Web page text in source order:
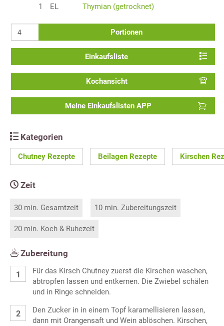
1
EL Thymian (getrocknet)
Portionen
Einkaufsliste
Kochansicht
Meine Einkaufslisten APP
Kategorien
Chutney Rezepte Beilagen Rezepte Kirschen
Zeit
30 min. Gesamtzeit 10 min. Zubereitungszeit
20 min. Koch & Ruhezeit
Zubereitung
Für das Kirsch Chutney zuerst die Kirschen waschen,
abtropfen lassen und entkernen. Die Zwiebel schälen
und in Ringe schneiden.
Den Zucker in in einem Topf karamellisieren lassen,
dann mit Orangensaft und Wein ablöschen. Kirschen,